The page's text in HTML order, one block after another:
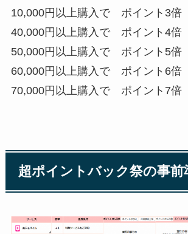
10,000円以上購入で ポイント3倍
40,000円以上購入で ポイント4倍
50,000円以上購入で ポイント5倍
60,000円以上購入で ポイント6倍
70,000円以上購入で ポイント7倍
超ポイントバック祭の事前